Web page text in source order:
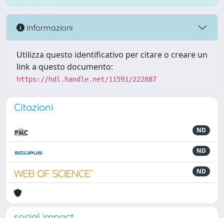
Informazioni
Utilizza questo identificativo per citare o creare un
link a questo documento:
https://hdl.handle.net/11591/222887
Citazioni
ND
ND
ND